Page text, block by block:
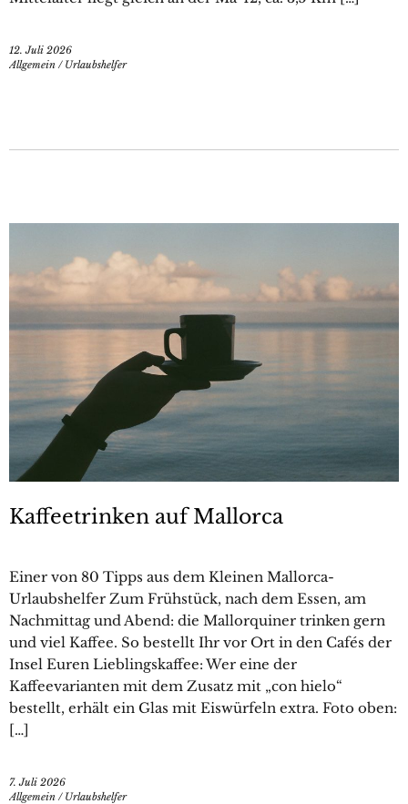
12. Juli 2026
Allgemein / Urlaubshelfer
Kaffeetrinken auf Mallorca
Einer von 80 Tipps aus dem Kleinen Mallorca-
Urlaubshelfer Zum Frühstück, nach dem Essen, am
Nachmittag und Abend: die Mallorquiner trinken gern
und viel Kaffee. So bestellt Ihr vor Ort in den Cafés der
Insel Euren Lieblingskaffee: Wer eine der
Kaffeevarianten mit dem Zusatz mit „con hielo“
bestellt, erhält ein Glas mit Eiswürfeln extra. Foto oben:
[…]
7. Juli 2026
Allgemein / Urlaubshelfer